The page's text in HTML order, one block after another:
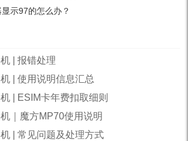
示97的怎么办？
| 报错处理
| 使用说明信息汇总
| ESIM卡年费扣取细则
｜魔方MP70使用说明
| 常见问题及处理方式